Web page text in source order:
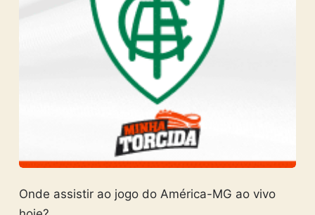
Onde assistir ao jogo do América-MG ao vivo